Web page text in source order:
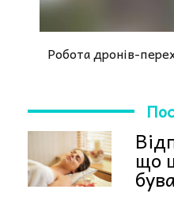
Робота дронів-
що